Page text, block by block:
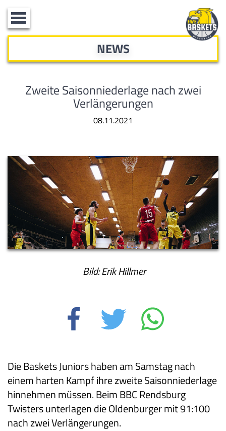
Toggle
navigation
NEWS
Zweite Saisonniederlage nach zwei
Verlängerungen
08.11.2021
Bild: Erik Hillmer
Die Baskets Juniors haben am Samstag nach
einem harten Kampf ihre zweite Saisonniederlage
hinnehmen müssen. Beim BBC Rendsburg
Twisters unterlagen die Oldenburger mit 91:100
nach zwei Verlängerungen.